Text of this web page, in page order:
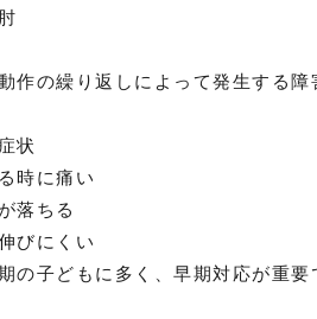
作の繰り返しによって発生する障
状
時に痛い
落ちる
びにくい
の子どもに多く、早期対応が重要